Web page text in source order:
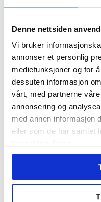
Denne nettsiden
Vi bruker
annonser et personlig
mediefunksjoner og for
dessuten informasjon
vårt, med partnerne
annonsering og
med annen informasjon
eller som de har samlet
3,7
samlet inn
Sommer
sommer